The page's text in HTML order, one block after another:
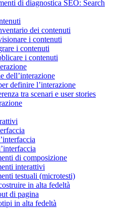
di diagnostica SEO: Search
dei contenuti
i contenuti
i contenuti
i contenuti
dell’interazione
definire l’interazione
tra scenari e user stories
di composizione
interattivi
testuali (microtesti)
in alta fedeltà
di pagina
in alta fedeltà